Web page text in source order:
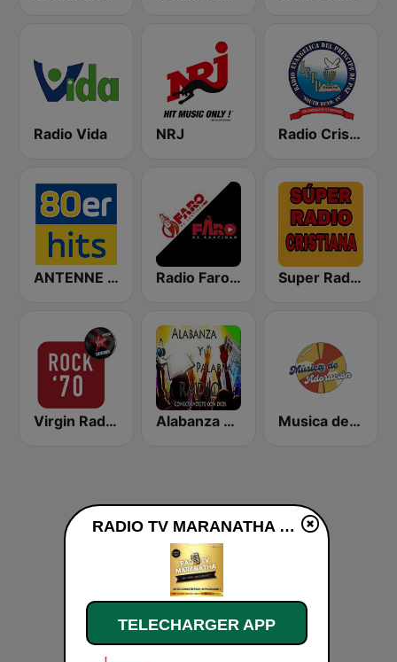
Radio Vida NRJ Radio Cristiana Principe de Paz
ANTENNE BAYERN 80er Hits Radio Faro de Santidad Super Radio Cristiana
Virgin Radio Rock 70 Alabanza y Palabra Radio Musica de Adoracion
RADIO TV MARANATHA en ligne
TELECHARGER APP